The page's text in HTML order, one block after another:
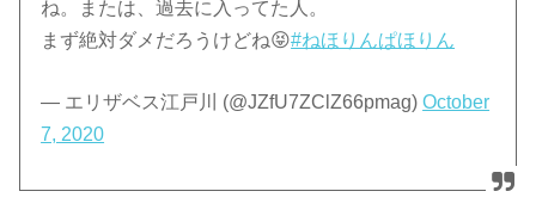
ね。または、過去に入ってた人。
まず絶対ダメだろうけどね😝#ねほりんぱほりん
— エリザベス江戸川 (@JZfU7ZClZ66pmag)October
7, 2020